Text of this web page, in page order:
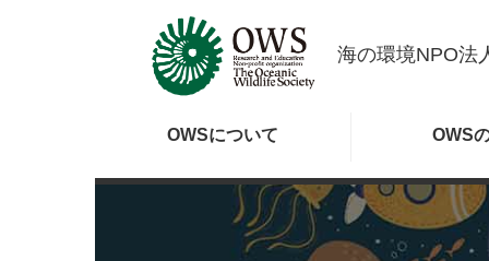
海の環境NPO法
OWSについて OWS